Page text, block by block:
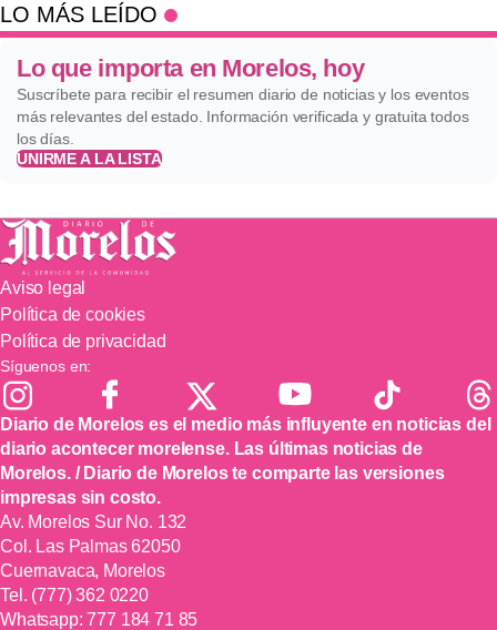
LO MÁS LEÍDO
Lo que importa en Morelos, hoy
Suscríbete para recibir el resumen diario de noticias y los eventos
más relevantes del estado. Información verificada y gratuita todos
los días.
UNIRME A LA LISTA
Aviso legal
Política de cookies
Política de privacidad
Síguenos en:
Diario de Morelos es el medio más influyente en noticias del
diario acontecer morelense. Las últimas noticias de
Morelos. / Diario de Morelos te comparte las versiones
impresas sin costo.
Av. Morelos Sur No. 132
Col. Las Palmas 62050
Cuernavaca, Morelos
Tel. (777) 362 0220
Whatsapp:777 184 71 85